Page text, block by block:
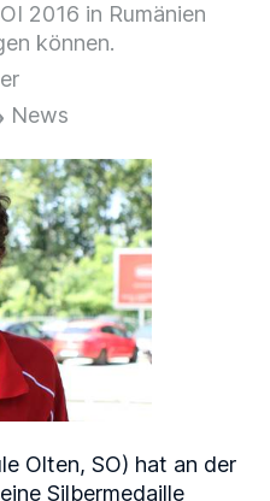
2016 in Rumänien
können.
News
Olten, SO) hat an der
Silbermedaille